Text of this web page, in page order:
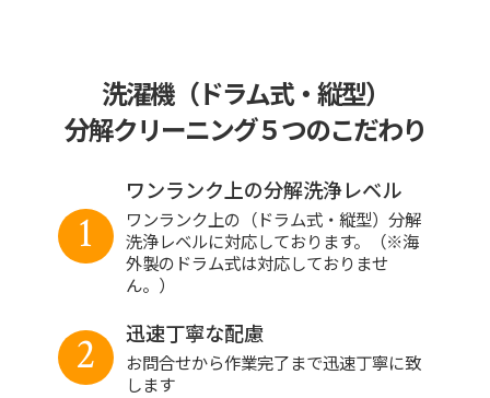
洗濯機（ドラム式・縦型）
分解クリーニング５つのこだわり
ワンランク上の分解洗浄レベル
ワンランク上の（ドラム式・縦型）分解
洗浄レベルに対応しております。（※海
外製のドラム式は対応しておりませ
ん。）
1
迅速丁寧な配慮
お問合せから作業完了まで迅速丁寧に致
します
2